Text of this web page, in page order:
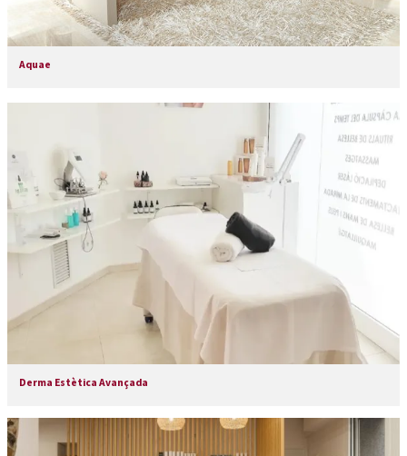
Aquae
Derma Estètica Avançada